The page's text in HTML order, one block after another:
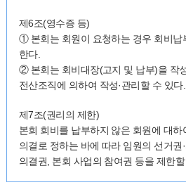
제6조(영수증 등)
① 본회는 회원이 요청하는 경우 회비납
한다.
② 본회는 회비대장(고지 및 납부)을 작
전산조직에 의하여 작성·관리할 수 있다.
제7조(권리의 제한)
본회 회비를 납부하지 않은 회원에 대하
의결로 정하는 바에 따라 임원의 선거권
의결권, 본회 사업의 참여권 등을 제한할